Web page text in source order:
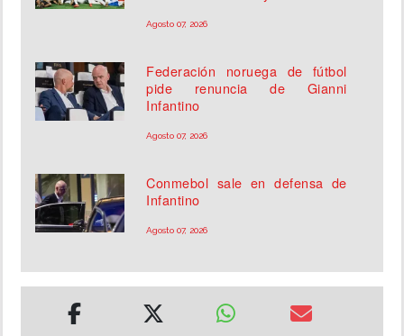
Agosto 07, 2026
Federación noruega de fútbol
pide renuncia de Gianni
Infantino
Agosto 07, 2026
Conmebol sale en defensa de
Infantino
Agosto 07, 2026